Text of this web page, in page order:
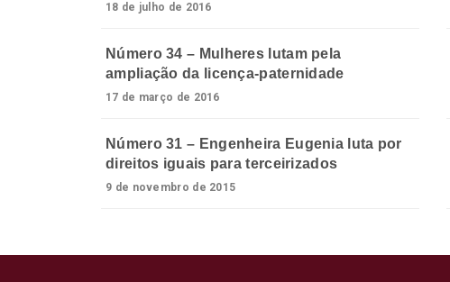
18 de julho de 2016
Número 34 – Mulheres lutam pela
ampliação da licença-paternidade
17 de março de 2016
Número 31 – Engenheira Eugenia luta por
direitos iguais para terceirizados
9 de novembro de 2015